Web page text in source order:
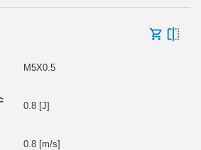
M5X0.5
0.8 [J]
0.8 [m/s]